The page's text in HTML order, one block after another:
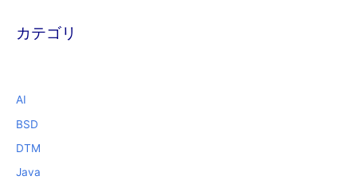
カテゴリ
AI
BSD
DTM
Java